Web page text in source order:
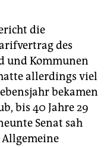
die
des
und Kommunen
allerdings viel
bekamen
bis 40 Jahre 29
Senat sah
Allgemeine